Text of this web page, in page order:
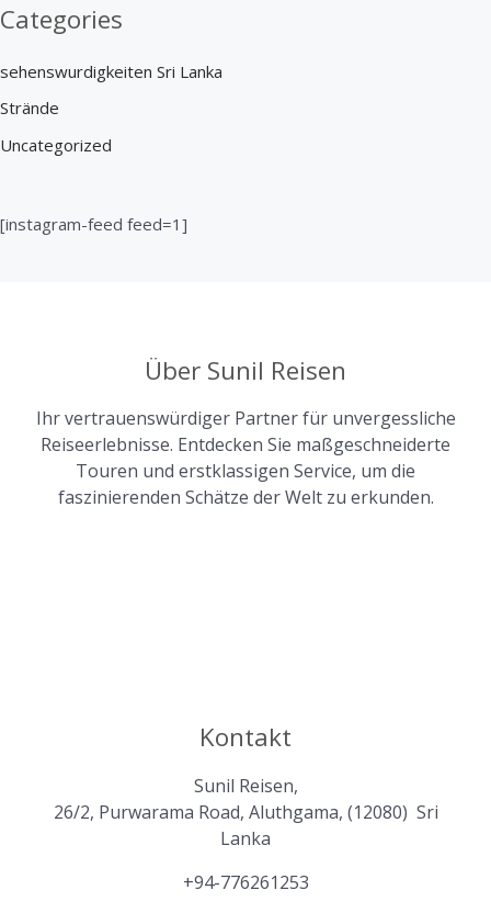
Categories
sehenswurdigkeiten Sri Lanka
Strände
Uncategorized
[instagram-feed feed=1]
Über Sunil Reisen
Ihr vertrauenswürdiger Partner für unvergessliche
Reiseerlebnisse. Entdecken Sie maßgeschneiderte
Touren und erstklassigen Service, um die
faszinierenden Schätze der Welt zu erkunden.
Kontakt
Sunil Reisen,
26/2, Purwarama Road, Aluthgama, (12080) Sri
Lanka
+94-776261253